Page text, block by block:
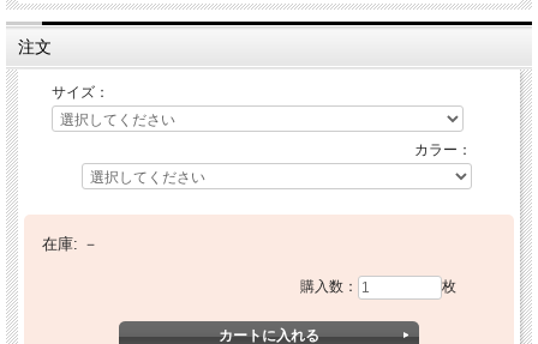
注文
サイズ：
カラー：
在庫: －
購入数： 枚